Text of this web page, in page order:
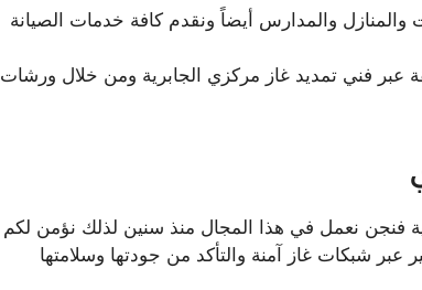
والمنازل والمدارس أيضاً ونقدم كافة خدمات الصيانة
عبر فني تمديد غاز مركزي الجابرية ومن خلال ورشات
فنجن نعمل في هذا المجال منذ سنين لذلك نؤمن لكم
شبكات غاز آمنة والتأكد من جودتها وسلامتها